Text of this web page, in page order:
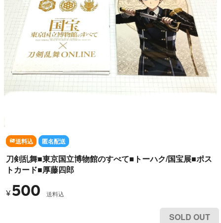
送料込 匿名配送
刀剣乱舞■東京国立博物館のすべて■トーハク/国宝展■ポス
トカード■厚藤四郎
¥ 500 送料込
SOLD OUT